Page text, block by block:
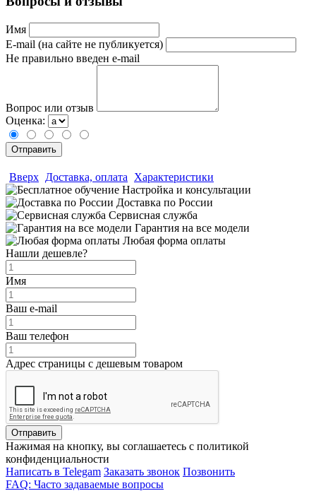
Имя
E-mail (на сайте не публикуется)
Не правильно введен e-mail
Вопрос или отзыв
Оценка:
Вверх Доставка, оплата
Характеристики
Настройка и консультации
Доставка по России
Сервисная служба
Гарантия на все модели
Любая форма оплаты
Нашли дешевле?
Имя
Ваш e-mail
Ваш телефон
Адрес страницы с дешевым товаром
Отправить
Нажимая на кнопку, вы соглашаетесь с политикой
конфиденциальности
Написать в Telegam Заказать звонок Позвонить
FAQ: Часто задаваемые вопросы